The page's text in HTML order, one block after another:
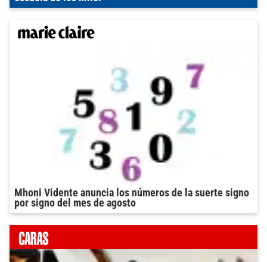
Mhoni Vidente anuncia los números de la suerte signo
por signo del mes de agosto